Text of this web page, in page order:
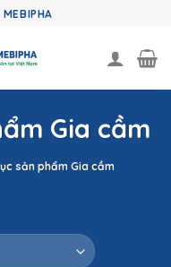
Gia cầm
sản phẩm Gia cầm